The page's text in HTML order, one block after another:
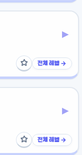
▸
☆즐겨찾기에 추가
전체 레벨 →
▸
☆즐겨찾기에 추가
전체 레벨 →